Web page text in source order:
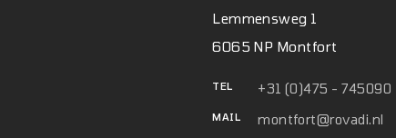
Lemmensweg 1
6065 NP Montfort
TEL +31 (0)475 - 745090
MAIL montfort@rovadi.nl